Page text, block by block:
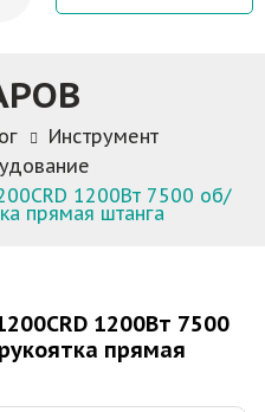
Инструмент
1200Вт 7500 об/
прямая штанга
1200Вт 7500
прямая